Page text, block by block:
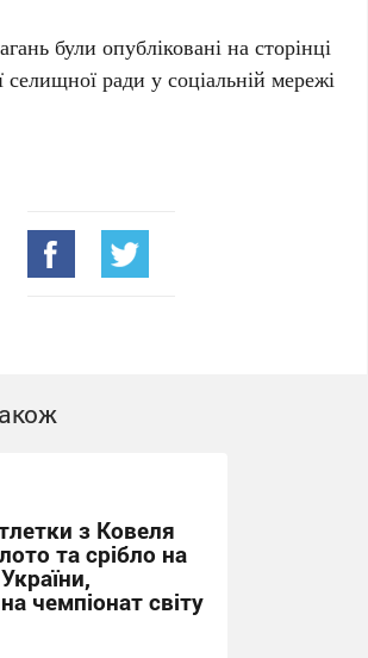
були опубліковані на сторінці
селищної ради у соціальній мережі
з Ковеля
та срібло на
чемпіонат світу